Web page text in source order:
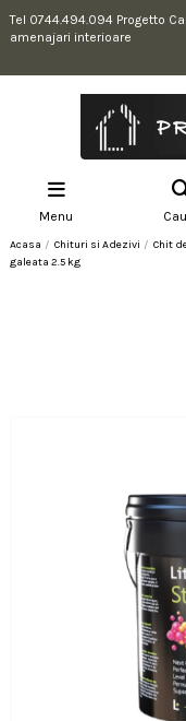
Tel 0744.494.094 Progetto
amenajari interioare
Menu
Acasa Chituri si Adezivi
Chit
galeata 2.5 kg